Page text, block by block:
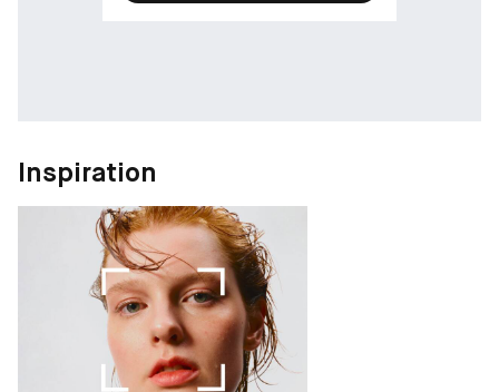
Inspiration